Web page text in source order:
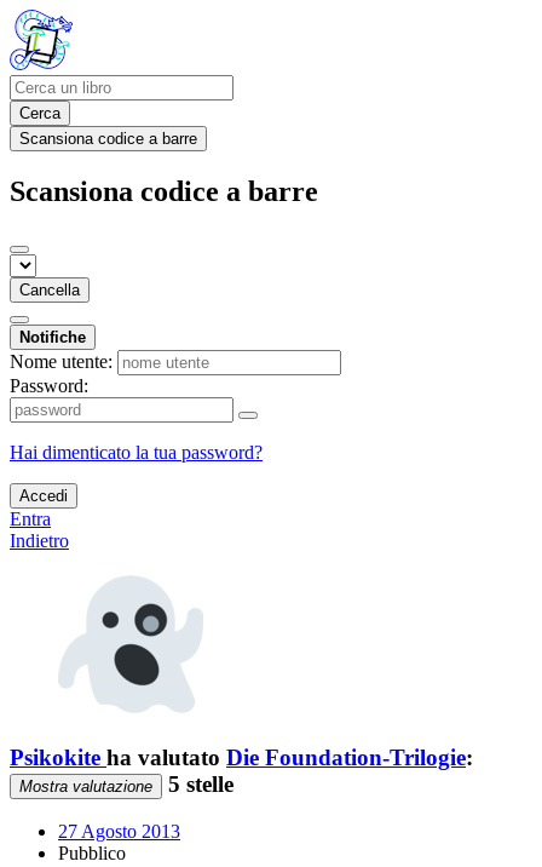
Cerca
Scansiona codice a barre
Scansiona codice a barre
Cancella
Notifiche
Nome utente:
Password:
Hai dimenticato la tua password?
Accedi
Entra
Indietro
Psikokite ha valutato Die Foundation-Trilogie:
Mostra valutazione 5 stelle
27 Agosto 2013
Pubblico